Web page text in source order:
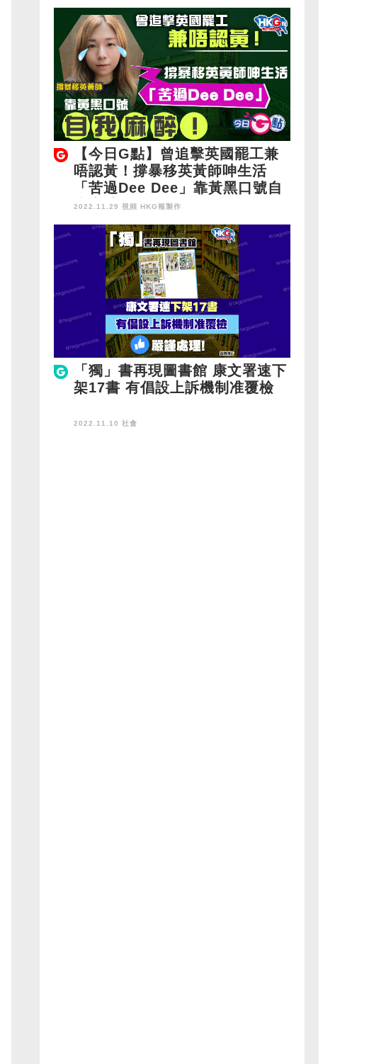
【今日G點】曾追擊英國罷工兼
唔認黃！撐暴移英黃師呻生活
「苦過Dee Dee」靠黃黑口號自
我麻醉！
2022.11.29 視頻 HKG報製作
「獨」書再現圖書館 康文署速下
架17書 有倡設上訴機制准覆檢
2022.11.10 社會